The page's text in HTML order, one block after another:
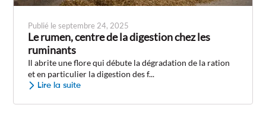
Publié le septembre 24, 2025
Le rumen, centre de la digestion chez les
ruminants
Il abrite une flore qui débute la dégradation de la ration
et en particulier la digestion des f...
Lire la suite